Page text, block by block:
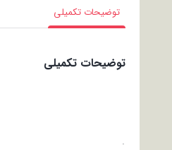
توضیحات تکمیلی
توضیحات تکمیلی
.